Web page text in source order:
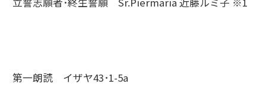
第一朗読 イザヤ43･1-5a